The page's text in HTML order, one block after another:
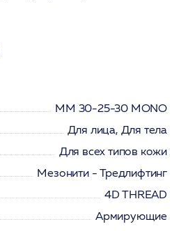
МM 30-25-30 MONO
Для лица, Для тела
Для всех типов кожи
Мезонити - Тредлифтинг
4D THREAD
Армирующие